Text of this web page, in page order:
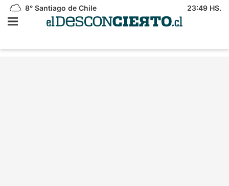
8° Santiago de Chile 23:49 HS.